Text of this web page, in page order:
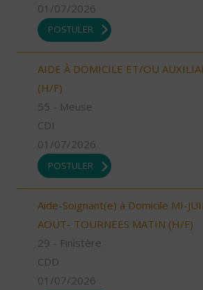
01/07/2026
POSTULER
AIDE À DOMICILE ET/OU
(H/F)
55 - Meuse
CDI
01/07/2026
POSTULER
Aide-Soignant(e) à Domicile MI-
AOUT- TOURNEES MATIN (H/F)
29 - Finistère
CDD
01/07/2026